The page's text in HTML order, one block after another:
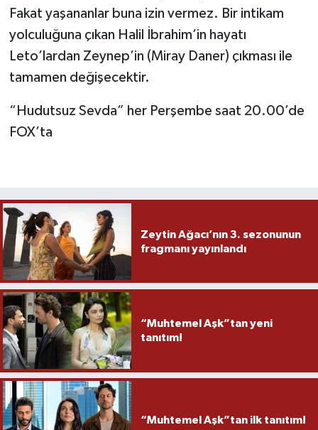
Fakat yaşananlar buna izin vermez. Bir intikam
yolculuğuna çıkan Halil İbrahim’in hayatı
Leto’lardan Zeynep’in (Miray Daner) çıkması ile
tamamen değişecektir.
“Hudutsuz Sevda” her Perşembe saat 20.00’de
FOX’ta
Zeytin Ağacı’nın 3. sezonunun
fragmanı yayınlandı
“Muhtemel Aşk”tan yeni
tanıtım!
“Muhtemel Aşk”tan ilk tanıtım!